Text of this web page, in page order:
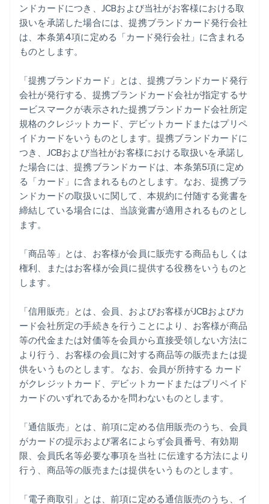
ンドカードにつき、JCBおよび当社がお客様における取
扱いを承諾した場合には、提携ブランドカード発行会社
は、本条第4項に定める「カード発行会社」に含まれる
ものとします。
「提携ブランドカード」とは、提携ブランドカード発行
会社が発行する、提携ブランドカード会社が指定するサ
ービスマークが表示された提携ブランドカード会社所定
規格のクレジットカード、デビットカードまたはプリペ
イドカードをいうものとします。提携ブランドカードに
つき、JCBおよび当社がお客様における取扱いを承諾し
た場合には、提携ブランドカードは、本条第5項に定め
る「カード」に含まれるものとします。なお、提携ブラ
ンドカードの取扱いに関して、本規約に付随する覚書を
締結している場合には、当該覚書が適用されるものとし
ます。
「商品等」とは、お客様が会員に販売する商品もしくは
権利、またはお客様が会員に提供する役務をいうものと
します。
「信用販売」とは、会員、およびお客様がJCBおよびカ
ード会社所定の手続きを行うことにより、お客様が商品
等の代金または対価等を会員から直接受領しない方法に
より行う、お客様の会員に対する商品等の販売または提
供をいうものとします。 なお、会員が所持する カード
がクレジットカード、デビットカードまたはプリペイド
カードのいずれであるかを問わないものとします。
「通信販売」とは、前項に定める信用販売のうち、会員
がカードの提示および署名によらず会員番号、有効期
限、会員氏名等必要な事項を当社 に伝達する方法により
行う、商品等の販売または提供をいうものとします。
「電子商取引」とは、前項に定める通信販売のうち、イ